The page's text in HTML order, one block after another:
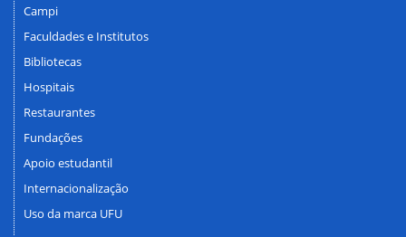
Campi
Faculdades e Institutos
Bibliotecas
Hospitais
Restaurantes
Fundações
Apoio estudantil
Internacionalização
Uso da marca UFU